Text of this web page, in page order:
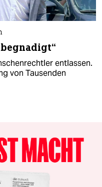
entlassen.
von Tausenden